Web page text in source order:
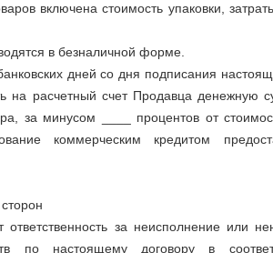
включена стоимость упаковки,
в безналичной форме.
дней со дня подписания
на расчетный счет Продавца денежную
за минусом ____ процентов от
коммерческим кредитом
ответственность за неисполнение или
по настоящему договору в